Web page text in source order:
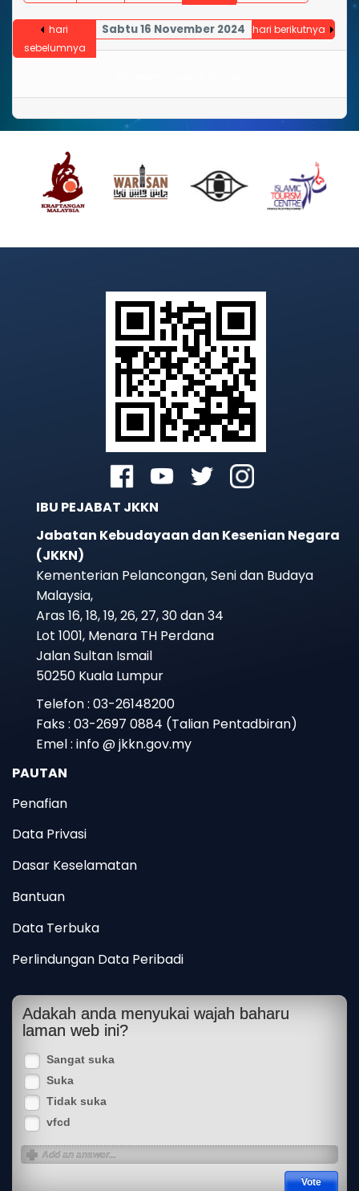
hari
sebelumnya
Sabtu 16 November 2024 hari berikutnya
IBU PEJABAT JKKN
Jabatan Kebudayaan dan Kesenian Negara
(JKKN)
Kementerian Pelancongan, Seni dan Budaya
Malaysia,
Aras 16, 18, 19, 26, 27, 30 dan 34
Lot 1001, Menara TH Perdana
Jalan Sultan Ismail
50250 Kuala Lumpur
Telefon : 03-26148200
Faks : 03-2697 0884 (Talian Pentadbiran)
Emel : info @ jkkn.gov.my
PAUTAN
Penafian
Data Privasi
Dasar Keselamatan
Bantuan
Data Terbuka
Perlindungan Data Peribadi
Adakah anda menyukai wajah baharu
laman web ini?
Sangat suka
Suka
Tidak suka
vfcd